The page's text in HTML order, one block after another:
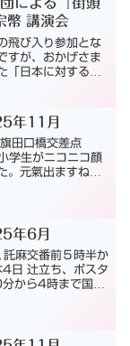
による『街頭
幣 講演会
飛び入り参加とな
すが、おかげさま
「日本に対する責
配信無しスペシャ
年11月
田口橋交差点
生がニコニコ顔
。元氣出ますね。
年6月
麻交番前５時半か
4日 辻立ち、ポスタ
から4時まで国体